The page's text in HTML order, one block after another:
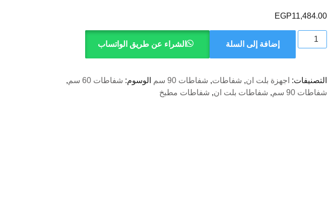
EGP11,484.00
كمية
شفاط
90
سم
إضافة إلى السلة الشراء عن طريق الواتساب
التصنيفات: اجهزة بلت ان, شفاطات, شفاطات 90 سم الوسوم: شفاطات 60 سم
,
شفاطات 90 سم
, شفاطات بلت ان, شفاطات مطبخ